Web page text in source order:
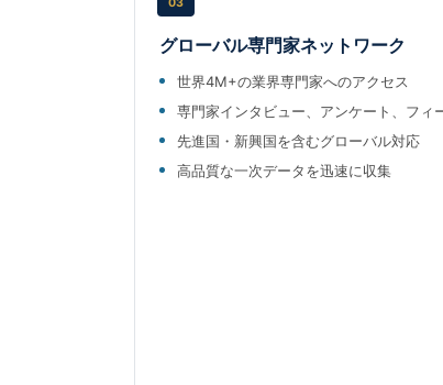
グローバル専門家ネットワーク
世界4M+の業界専門家へのアクセス
専門家インタビュー、アンケート、フィ
先進国・新興国を含むグローバル対応
高品質な一次データを迅速に収集